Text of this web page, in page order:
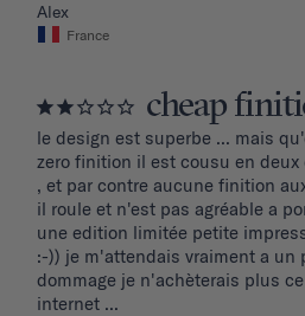
Alex
France
cheap
le design est superbe ... mais
zero finition il est cousu en
, et par contre aucune finition
il roule et n'est pas agréable a
une edition limitée petite
:-)) je m'attendais vraiment a un
dommage je n'achèterais plus
internet ...